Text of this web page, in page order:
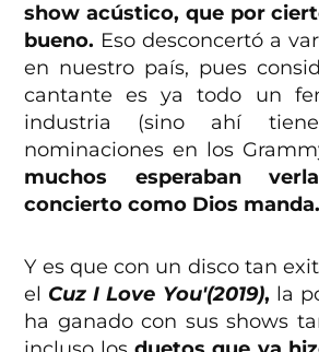
show acústico, que por
bueno. Eso desconcertó a
en nuestro país, pues
cantante es ya todo un
industria (sino ahí
nominaciones en los
muchos esperaban
concierto como Dios manda.
Y es que con un disco tan
el Cuz I Love You'(2019), la
ha ganado con sus shows